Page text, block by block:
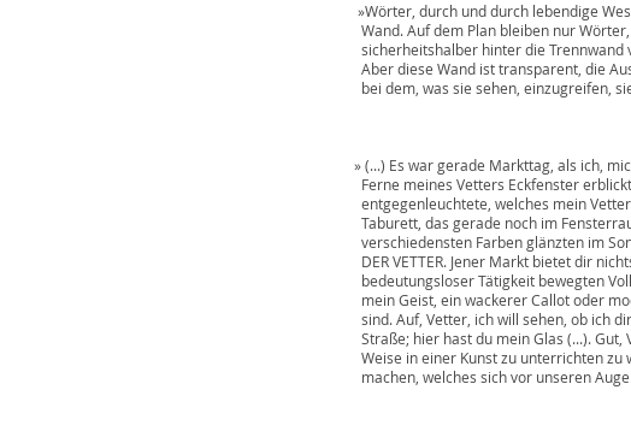
»Wörter, durch und durch lebendige Wesen, sind
Wand. Auf dem Plan bleiben nur Wörter, die
sicherheitshalber hinter die Trennwand
Aber diese Wand ist transparent, die
bei dem, was sie sehen, einzugreifen, sie
» (...) Es war gerade Markttag, als ich, mich
Ferne meines Vetters Eckfenster erblickt. Nicht
entgegenleuchtete, welches mein Vetter in guten
Taburett, das gerade noch im Fensterraum Platz
verschiedensten Farben glänzten im
DER VETTER. Jener Markt bietet dir nichts dar
bedeutungsloser Tätigkeit bewegten Volkes.
mein Geist, ein wackerer Callot oder moderner
sind. Auf, Vetter, ich will sehen, ob ich dir nicht
Straße; hier hast du mein Glas (...). Gut, Vetter,
Weise in einer Kunst zu unterrichten zu wollen,
machen, welches sich vor unseren Augen